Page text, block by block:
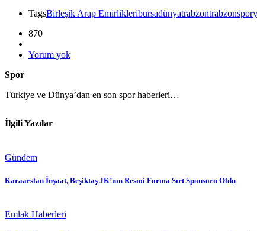
TagsBirleşik Arap Emirlikleribursadünyatrabzontrabzonspor
870
Yorum yok
Spor
Türkiye ve Dünya’dan en son spor haberleri…
İlgili Yazılar
Gündem
Karaarslan İnşaat, Beşiktaş JK’nın Resmi Forma Sırt Sponsoru Oldu
Emlak Haberleri